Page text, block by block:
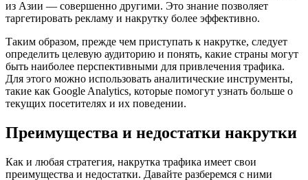
из Азии — совершенно другими. Это знание позволяет
таргетировать рекламу и накрутку более эффективно.
Таким образом, прежде чем приступать к накрутке, следует
определить целевую аудиторию и понять, какие страны могут
быть наиболее перспективными для привлечения трафика.
Для этого можно использовать аналитические инструменты,
такие как Google Analytics, которые помогут узнать больше о
текущих посетителях и их поведении.
Преимущества и недостатки накрутки
Как и любая стратегия, накрутка трафика имеет свои
преимущества и недостатки. Давайте разберемся с ними